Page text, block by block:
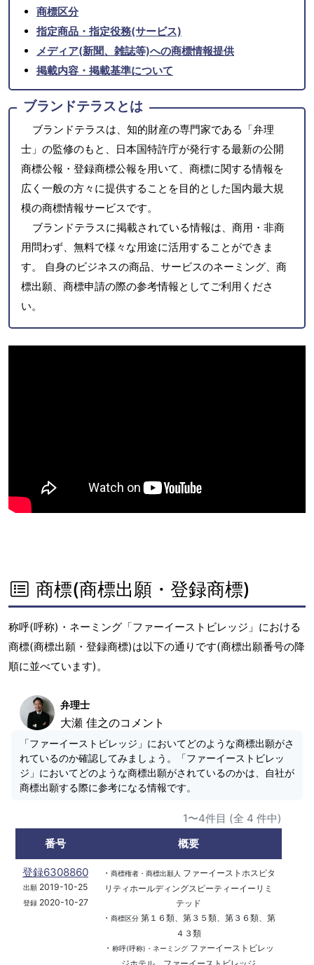
商標区分
指定商品・指定役務(サービス)
メディア(新聞、雑誌等)への商標情報提供
掲載内容・掲載基準について
ブランドテラスとは
ブランドテラスは、知的財産の専門家である「弁理
士」の監修のもと、日本国特許庁が発行する最新の公開
商標公報・登録商標公報を用いて、商標に関する情報を
広く一般の方々に提供することを目的とした国内最大規
模の商標情報サービスです。
ブランドテラスに掲載されている情報は、商用・非商
用問わず、無料で様々な用途に活用することができま
す。 自身のビジネスの商品、サービスのネーミング、商
標出願、商標申請の際の参考情報としてご利用くださ
い。
商標(商標出願・登録商標)
称呼(呼称)・ネーミング「ファーイーストビレッジ」における
商標(商標出願・登録商標)は以下の通りです(商標出願番号の降
順に並べています)。
弁理士
大瀬 佳之のコメント
「ファーイーストビレッジ」においてどのような商標出願がさ
れているのか確認してみましょう。「ファーイーストビレッ
ジ」においてどのような商標出願がされているのかは、自社が
商標出願する際に参考になる情報です。
1〜4件目 (全 4 件中)
番号
概要
登録6308860
出願 2019-10-25
登録2020-10-27
・ 商標権者・商標出願人
ファーイーストホスピタ
リティホールディングスピーティーイーリミ
テッド
・ 商標区分第１６類、第３５類、第３６類、第
４３類
・ 称呼(呼称)・ネーミングファーイーストビレッ